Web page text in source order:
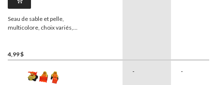
Seau de sable et pelle,
multicolore, choix variés, 2
4,99 $
- -